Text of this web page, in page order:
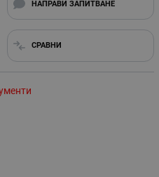
НАПРАВИ ЗАПИТВАНЕ
СРАВНИ